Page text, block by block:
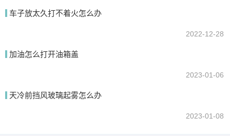
车子放太久打不着火怎么办
2022-12-28
加油怎么打开油箱盖
2023-01-06
天冷前挡风玻璃起雾怎么办
2023-01-08